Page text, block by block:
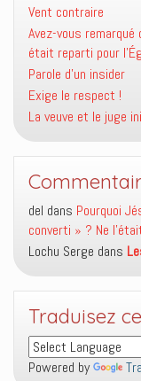
Vent contraire
Avez-vous
était reparti pour
Parole d’un insider
Exige le respect !
La veuve et le juge
del dans Pourquoi
converti » ? Ne
Lochu Serge dans
Traduisez
Powered by